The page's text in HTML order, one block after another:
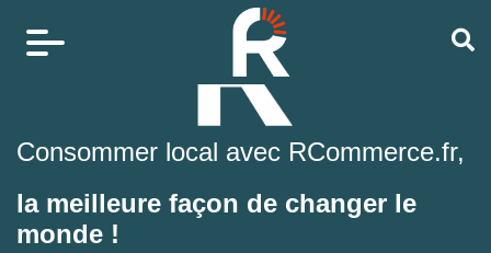
Consommer local avec RCommerce.fr,
la meilleure façon de changer le
monde !